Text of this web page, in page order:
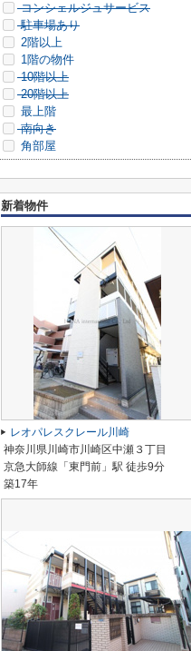
コンシェルジュサービス
駐車場あり
2階以上
1階の物件
10階以上
20階以上
最上階
南向き
角部屋
新着物件
レオパレスクレール川崎
神奈川県川崎市川崎区中瀬３丁目
京急大師線「東門前」駅 徒歩9分
築17年